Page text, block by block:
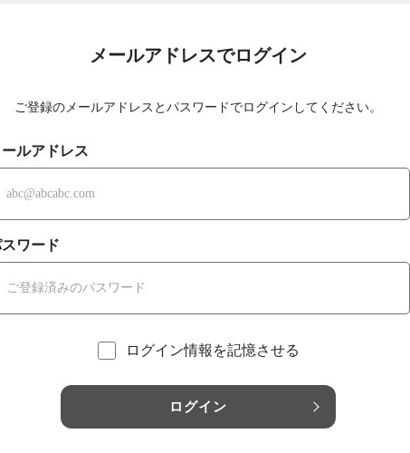
メールアドレスでログイン
ご登録のメールアドレスとパスワードでログインしてください。
ールアドレス
ワード
ログイン情報を記憶させる
ログイン